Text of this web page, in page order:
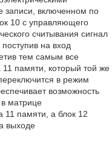
записи, включенном по
10 с управляющего
считывания сигнал
на вход
тем самым все
11 памяти, который той же
в режим
возможность
матрице
11 памяти, а блок 12
выходе